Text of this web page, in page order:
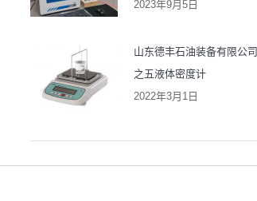
2023年9月5日
山东德丰石油装备有限公
之五液体密度计
2022年3月1日